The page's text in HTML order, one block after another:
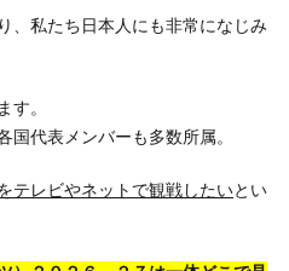
、私たち日本人にも非常になじみ
す。
国代表メンバーも多数所属。
テレビやネットで観戦したいとい